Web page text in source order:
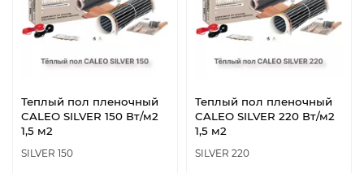
Теплый пол пленочный
CALEO SILVER 150 Вт/м2
1,5 м2
SILVER 150
Теплый пол пленочный
CALEO SILVER 220 Вт/м2
1,5 м2
SILVER 220